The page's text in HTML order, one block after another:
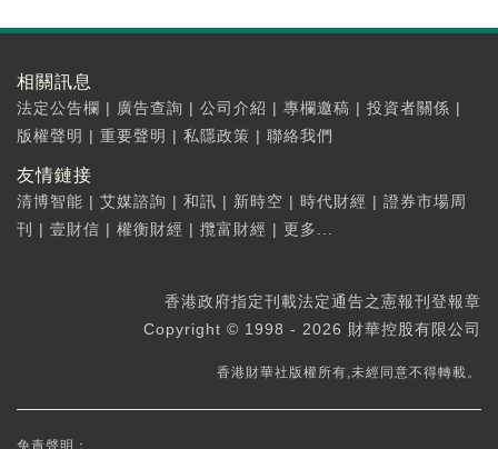
相關訊息
法定公告欄 | 廣告查詢 | 公司介紹 | 專欄邀稿 | 投資者關係 |
版權聲明 | 重要聲明 | 私隱政策 | 聯絡我們
友情鏈接
清博智能 | 艾媒諮詢 | 和訊 | 新時空 | 時代財經 | 證券市場周
刊
| 壹財信 | 權衡財經 | 攬富財經 | 更多...
香港政府指定刊載法定通告之憲報刊登報章
Copyright © 1998 - 2026 財華控股有限公司
香港財華社版權所有,未經同意不得轉載。